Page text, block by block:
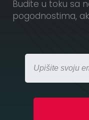
Budite u toku sa
pogodnostima,